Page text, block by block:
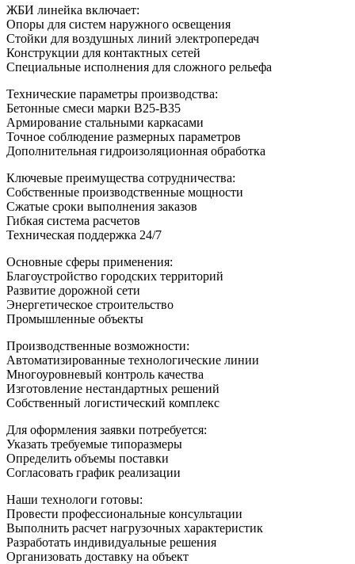
ЖБИ линейка включает:
Опоры для систем наружного освещения
Стойки для воздушных линий электропередач
Конструкции для контактных сетей
Специальные исполнения для сложного рельефа
Технические параметры производства:
Бетонные смеси марки В25-В35
Армирование стальными каркасами
Точное соблюдение размерных параметров
Дополнительная гидроизоляционная обработка
Ключевые преимущества сотрудничества:
Собственные производственные мощности
Сжатые сроки выполнения заказов
Гибкая система расчетов
Техническая поддержка 24/7
Основные сферы применения:
Благоустройство городских территорий
Развитие дорожной сети
Энергетическое строительство
Промышленные объекты
Производственные возможности:
Автоматизированные технологические линии
Многоуровневый контроль качества
Изготовление нестандартных решений
Собственный логистический комплекс
Для оформления заявки потребуется:
Указать требуемые типоразмеры
Определить объемы поставки
Согласовать график реализации
Наши технологи готовы:
Провести профессиональные консультации
Выполнить расчет нагрузочных характеристик
Разработать индивидуальные решения
Организовать доставку на объект